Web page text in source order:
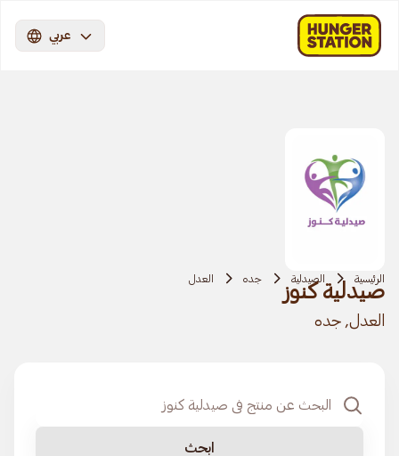
عربي
الرئيسية الصيدلية جده العدل
صيدلية كنوز
العدل, جده
ابحث